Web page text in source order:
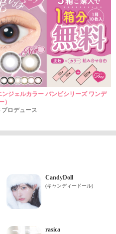
ジェルカラー バンビシリーズ ワンデ
）
ロデュース